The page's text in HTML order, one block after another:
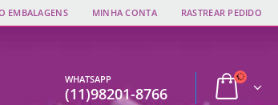
EMBALAGENS MINHA CONTA RASTREAR PEDIDO
WHATSAPP
(11)98201-8766